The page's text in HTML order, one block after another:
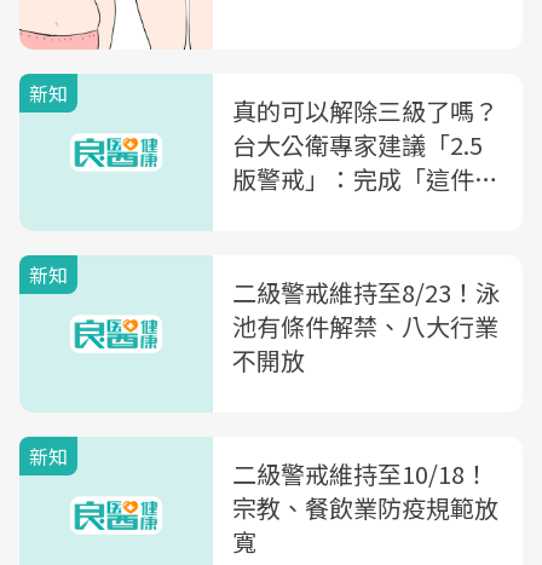
新知
真的可以解除三級了嗎？
台大公衛專家建議「2.5
版警戒」：完成「這件
新知
二級警戒維持至8/23！泳
池有條件解禁、八大行業
不開放
新知
二級警戒維持至10/18！
宗教、餐飲業防疫規範放
寬